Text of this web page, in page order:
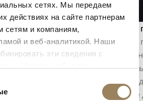
сетях. Мы передаем
действиях на сайте партнерам
сетям и компаниям,
и веб-аналитикой. Наши
эти сведения с
точно
времени. В
механизма
или смещённой малой
Ручная
для